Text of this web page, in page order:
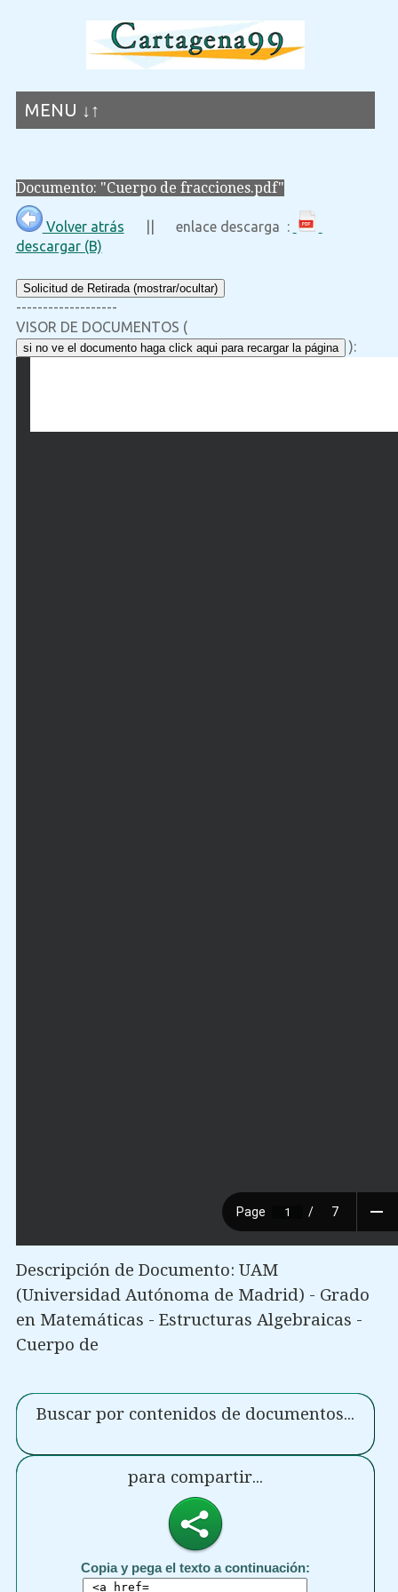
MENU ↓↑
Documento: "Cuerpo de fracciones.pdf"
Volver atrás || enlace descarga :
descargar (B)
Solicitud de Retirada (mostrar/ocultar)
-------------------
VISOR DE DOCUMENTOS (
si no ve el documento haga click aqui para recargar la página ):
Descripción de Documento: UAM
(Universidad Autónoma de Madrid) - Grado
en Matemáticas - Estructuras Algebraicas -
Cuerpo de
Buscar por contenidos de documentos...
para compartir...
Copia y pega el texto a continuación: